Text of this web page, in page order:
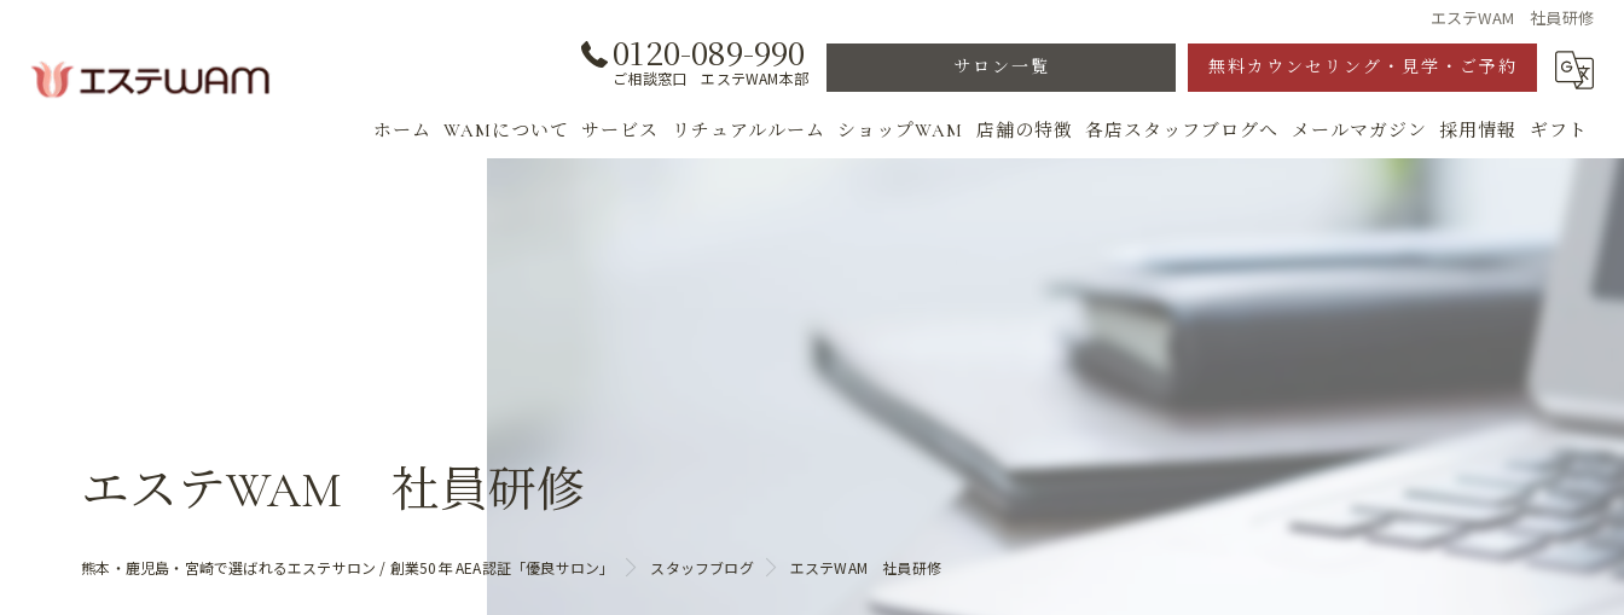
エステWAM 社員研修
0120-089-990
ご相談窓口 エステWAM本部
サロン一覧 無料カウンセリング・見学・ご予約
ホーム WAMについて サービス リチュアルルーム ショップWAM 店舗の特徴
スキンケア
各店スタッフブログへ メールマガジン 採用情報 ギフト
エステWAM 社員研修
熊本・鹿児島・宮崎で選ばれるエステサロン / 創業50年 AEA認証「優良サロン」 スタッフブログ エステWAM 社員研修